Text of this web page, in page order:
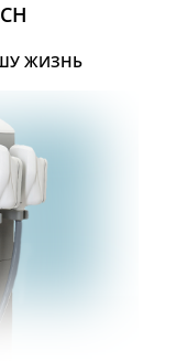
ЖИЗНЬ